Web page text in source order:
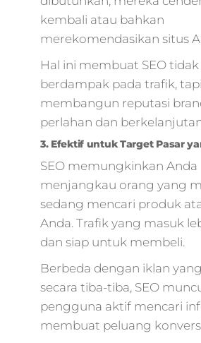
kembali atau bahkan
merekomendasikan situs
Hal ini membuat SEO tidak
berdampak pada trafik,
membangun reputasi
perlahan dan
3. Efektif untuk Target Pasar
SEO memungkinkan Anda
menjangkau orang yang
sedang mencari produk
Anda. Trafik yang masuk
dan siap untuk membeli.
Berbeda dengan iklan
secara tiba-tiba, SEO
pengguna aktif mencari
membuat peluang